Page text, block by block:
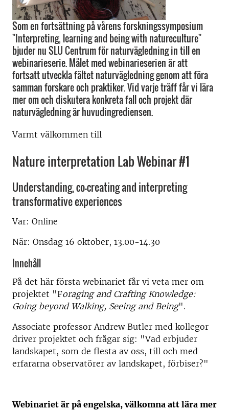
Som en fortsättning på vårens forskningssymposium
"Interpreting, learning and being with natureculture"
bjuder nu SLU Centrum för naturvägledning in till en
webinarieserie. Målet med webinarieserien är att
fortsatt utveckla fältet naturvägledning genom att föra
samman forskare och praktiker. Vid varje träff får vi lära
mer om och diskutera konkreta fall och projekt där
naturvägledning är huvudingrediensen.
Varmt välkommen till
Nature interpretation Lab Webinar #1
Understanding, co-creating and interpreting
transformative experiences
Var: Online
När: Onsdag 16 oktober, 13.00-14.30
Innehåll
På det här första webinariet får vi veta mer om
projektet "Foraging and Crafting Knowledge:
Going beyond Walking, Seeing and Being".
Associate professor Andrew Butler med kollegor
driver projektet och frågar sig: "Vad erbjuder
landskapet, som de flesta av oss, till och med
erfararna observatörer av landskapet, förbiser?"
Webinariet är på engelska, välkomna att lära mer